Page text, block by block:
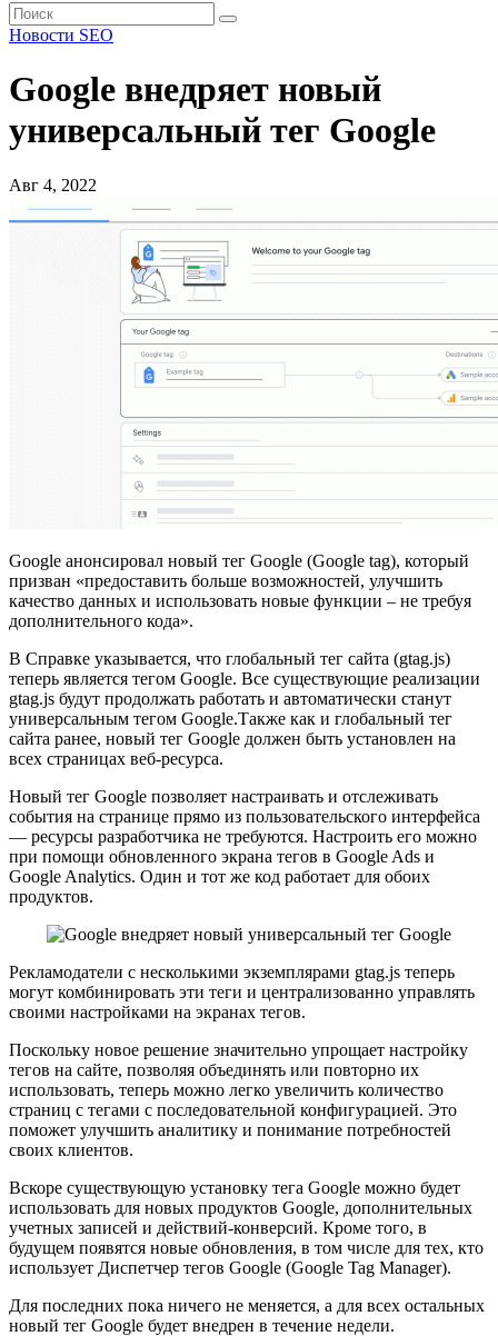
Новости SEO
Google внедряет новый
универсальный тег Google
Авг 4, 2022
Google анонсировал новый тег Google (Google tag), который
призван «предоставить больше возможностей, улучшить
качество данных и использовать новые функции – не требуя
дополнительного кода».
В Справке указывается, что глобальный тег сайта (gtag.js)
теперь является тегом Google. Все существующие реализации
gtag.js будут продолжать работать и автоматически станут
универсальным тегом Google.Также как и глобальный тег
сайта ранее, новый тег Google должен быть установлен на
всех страницах веб-ресурса.
Новый тег Google позволяет настраивать и отслеживать
события на странице прямо из пользовательского интерфейса
— ресурсы разработчика не требуются. Настроить его можно
при помощи обновленного экрана тегов в Google Ads и
Google Analytics. Один и тот же код работает для обоих
продуктов.
Рекламодатели с несколькими экземплярами gtag.js теперь
могут комбинировать эти теги и централизованно управлять
своими настройками на экранах тегов.
Поскольку новое решение значительно упрощает настройку
тегов на сайте, позволяя объединять или повторно их
использовать, теперь можно легко увеличить количество
страниц с тегами с последовательной конфигурацией. Это
поможет улучшить аналитику и понимание потребностей
своих клиентов.
Вскоре существующую установку тега Google можно будет
использовать для новых продуктов Google, дополнительных
учетных записей и действий-конверсий. Кроме того, в
будущем появятся новые обновления, в том числе для тех, кто
использует Диспетчер тегов Google (Google Tag Manager).
Для последних пока ничего не меняется, а для всех остальных
новый тег Google будет внедрен в течение недели.